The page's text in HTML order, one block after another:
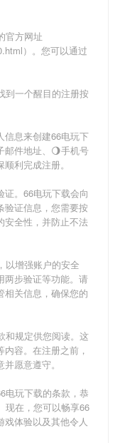
官方网址
）。您可以通过
到一个醒目的注册按
信息来创建66电玩下
邮件地址、🌖手机号
利完成注册。
。66电玩下载会向
验证信息，您需要按
安全性，并防止不法
以增强账户的安全
两步验证等功能。请
相关信息，确保您的
和规定供您阅读。这
容。在注册之前，
愿意遵守。
电玩下载的条款，恭
现在，您可以畅享66
戏体验以及其他令人